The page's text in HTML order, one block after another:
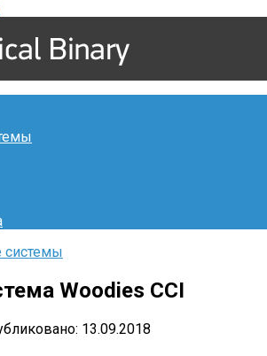
системы
Woodies CCI
13.09.2018